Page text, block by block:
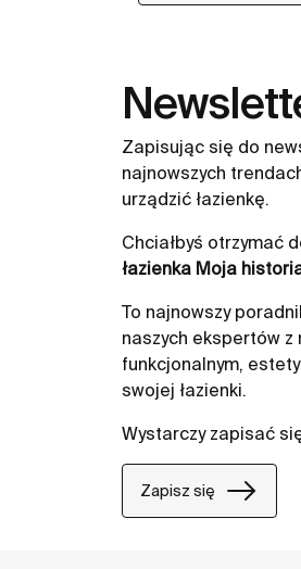
Zapisując się do
najnowszych
urządzić łazienkę.
Chciałbyś otrzymać
łazienka Moja
To najnowszy
naszych ekspertów
funkcjonalnym,
swojej łazienki.
Wystarczy zapisać
Zapisz się